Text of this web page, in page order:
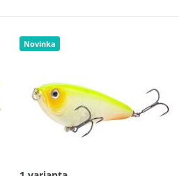
Novinka